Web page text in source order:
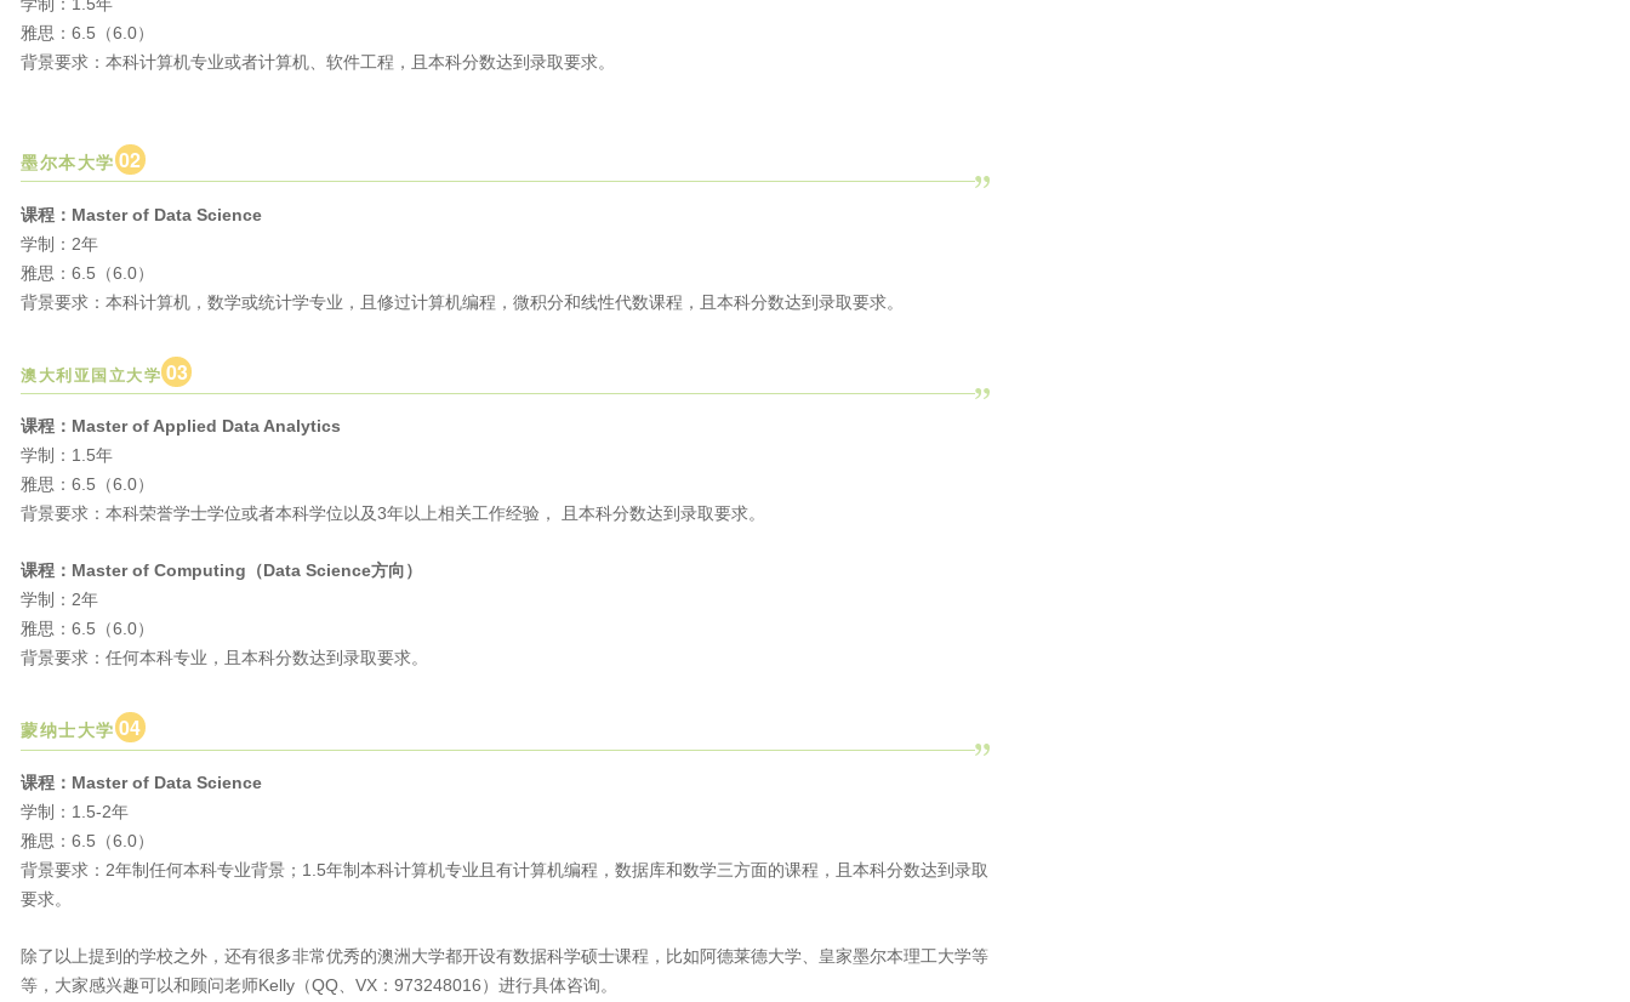
雅思：6.5（6.0）
背景要求：本科计算机专业或者计算机、软件工程，且本科分数达到录取要求。
墨尔本大学 02
课程：Master of Data Science
学制：2年
雅思：6.5（6.0）
背景要求：本科计算机，数学或统计学专业，且修过计算机编程，微积分和线性代数课程，且本科分数达到录取要求。
澳大利亚国立大学 03
课程：Master of Applied Data Analytics
学制：1.5年
雅思：6.5（6.0）
背景要求：本科荣誉学士学位或者本科学位以及3年以上相关工作经验， 且本科分数达到录取要求。
课程：Master of Computing（Data Science方向）
学制：2年
雅思：6.5（6.0）
背景要求：任何本科专业，且本科分数达到录取要求。
蒙纳士大学 04
课程：Master of Data Science
学制：1.5-2年
雅思：6.5（6.0）
背景要求：2年制任何本科专业背景；1.5年制本科计算机专业且有计算机编程，数据库和数学三方面的课程，且本科分数达到录取
要求。
除了以上提到的学校之外，还有很多非常优秀的澳洲大学都开设有数据科学硕士课程，比如阿德莱德大学、皇家墨尔本理工大学等
等，大家感兴趣可以和顾问老师Kelly（QQ、VX：973248016）进行具体咨询。